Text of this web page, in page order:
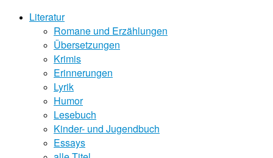
Literatur
Romane und Erzählungen
Übersetzungen
Krimis
Erinnerungen
Lyrik
Humor
Lesebuch
Kinder- und Jugendbuch
Essays